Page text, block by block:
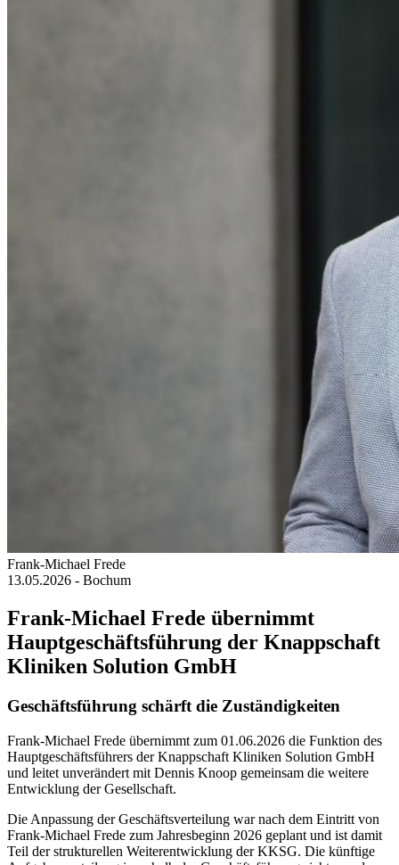
Frank-Michael Frede
13.05.2026 - Bochum
Frank-Michael Frede übernimmt
Hauptgeschäftsführung der Knappschaft
Kliniken Solution GmbH
Geschäftsführung schärft die Zuständigkeiten
Frank-Michael Frede übernimmt zum 01.06.2026 die Funktion des
Hauptgeschäftsführers der Knappschaft Kliniken Solution GmbH
und leitet unverändert mit Dennis Knoop gemeinsam die weitere
Entwicklung der Gesellschaft.
Die Anpassung der Geschäftsverteilung war nach dem Eintritt von
Frank-Michael Frede zum Jahresbeginn 2026 geplant und ist damit
Teil der strukturellen Weiterentwicklung der KKSG. Die künftige